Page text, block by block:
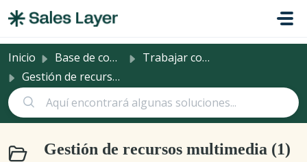
Inicio Base de conocimientos
Trabajar con la información de producto
Gestión de recursos multimedia
Gestión de recursos multimedia (1)